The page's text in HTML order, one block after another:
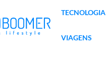
TECNOLOGIA
VIAGENS